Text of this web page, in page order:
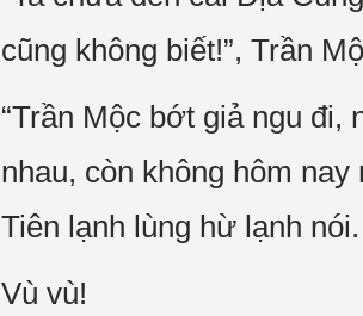
cũng không biết!”, Trần
“Trần Mộc bớt giả ngu
nhau, còn không hôm
Tiên lạnh lùng hừ lạnh nói.
Vù vù!